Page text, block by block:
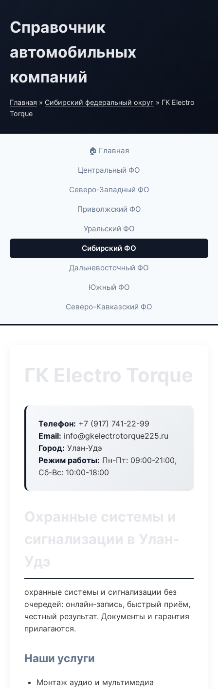
Справочник
автомобильных
компаний
Главная » Сибирский федеральный округ » ГК Electro
Torque
🏠 Главная
Центральный ФО
Северо-Западный ФО
Приволжский ФО
Уральский ФО
Сибирский ФО
Дальневосточный ФО
Южный ФО
Северо-Кавказский ФО
ГК Electro Torque
Телефон: +7 (917) 741-22-99
Email: info@gkelectrotorque225.ru
Город: Улан-Удэ
Режим работы: Пн-Пт: 09:00-21:00,
Сб-Вс: 10:00-18:00
Охранные системы и
сигнализации в Улан-
Удэ
охранные системы и сигнализации без
очередей: онлайн-запись, быстрый приём,
честный результат. Документы и гарантия
прилагаются.
Наши услуги
Монтаж аудио и мультимедиа